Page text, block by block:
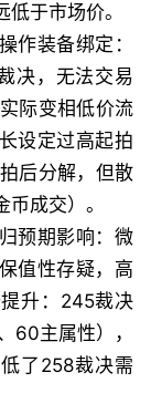
于市场价。
作装备绑定：
决，无法交易
际变相低价流
设定过高起拍
后分解，但散
成交）。
预期影响：微
值性存疑，高
升：245裁决
60主属性），
了258裁决需